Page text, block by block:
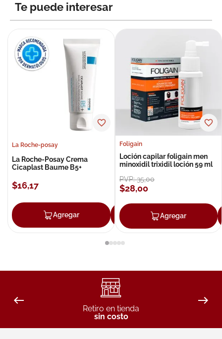
Te puede interesar
La Roche-posay
La Roche-Posay Crema
Cicaplast Baume B5+
$16,17
Agregar Agregar
Foligain
Loción capilar foligain men
minoxidil trixidil loción 59 ml
PVP:35,00
$28,00
Agregar
Retiro en tienda
sin costo